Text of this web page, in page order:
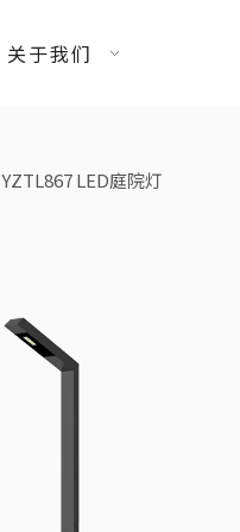
关于我们
YZTL867 LED庭院灯